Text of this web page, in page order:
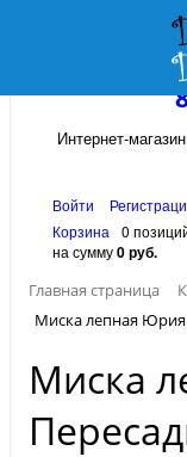
Интернет-
Войти
Корзина
0
на сумму0 руб.
Главная страница
Миска лепная Юрия
Миска